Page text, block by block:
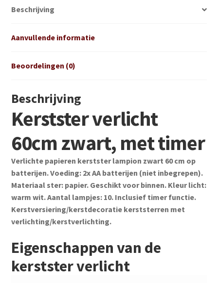
Beschrijving
Aanvullende informatie
Beoordelingen (0)
Beschrijving
Kerstster verlicht
60cm zwart, met timer
Verlichte papieren kerstster lampion zwart 60 cm op
batterijen. Voeding: 2x AA batterijen (niet inbegrepen).
Materiaal ster: papier. Geschikt voor binnen. Kleur licht:
warm wit. Aantal lampjes: 10. Inclusief timer functie.
Kerstversiering/kerstdecoratie kerststerren met
verlichting/kerstverlichting.
Eigenschappen van de
kerstster verlicht